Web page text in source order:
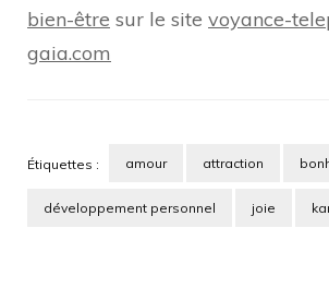
bien-être sur le site voyance-
gaia.com
Étiquettes : amour attraction
développement personnel joie